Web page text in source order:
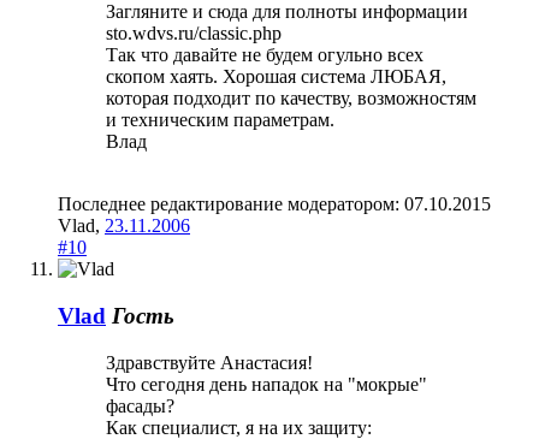
Загляните и сюда для полноты информации
sto.wdvs.ru/classic.php
Так что давайте не будем огульно всех
скопом хаять. Хорошая система ЛЮБАЯ,
которая подходит по качеству, возможностям
и техническим параметрам.
Влад
Последнее редактирование модератором: 07.10.2015
Vlad, 23.11.2006
#10
Vlad Гость
Здравствуйте Анастасия!
Что сегодня день нападок на "мокрые"
фасады?
Как специалист, я на их защиту: